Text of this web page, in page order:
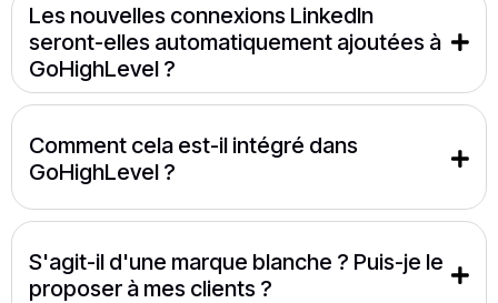
Les nouvelles connexions LinkedIn
seront-elles automatiquement ajoutées à
GoHighLevel ?
Comment cela est-il intégré dans
GoHighLevel ?
S'agit-il d'une marque blanche ? Puis-je le
proposer à mes clients ?